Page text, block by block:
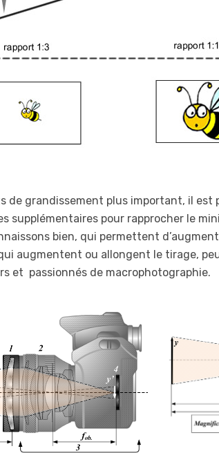
de grandissement plus important, il est
supplémentaires pour rapprocher le
bien, qui permettent
augmentent ou allongent le tirage,
et passionnés de macrophotographie.